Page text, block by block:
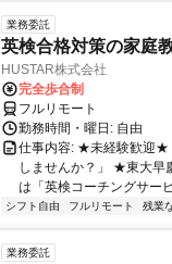
業務委託
英検合格対策の家庭
HUSTAR株式会社
完全歩合制
フルリモート
勤務時間・曜日: 自由
仕事内容: ★未経験歓迎★
しませんか？」 ★東大早
は「英検コーチングサー
シフト自由 フルリモート 残業
業務委託